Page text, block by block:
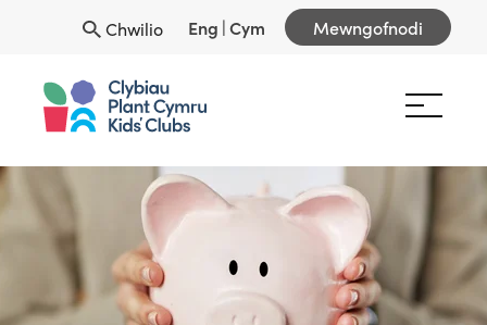
Chwilio Eng |Cym Mewngofnodi